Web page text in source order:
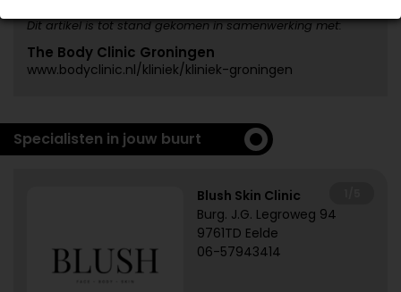
Dit artikel is tot stand gekomen in samenwerking met:
The Body Clinic Groningen
www.bodyclinic.nl/kliniek/kliniek-groningen
Specialisten in jouw buurt
Blush Skin Clinic
Burg. J.G. Legroweg 94
9761TD Eelde
06-57943414